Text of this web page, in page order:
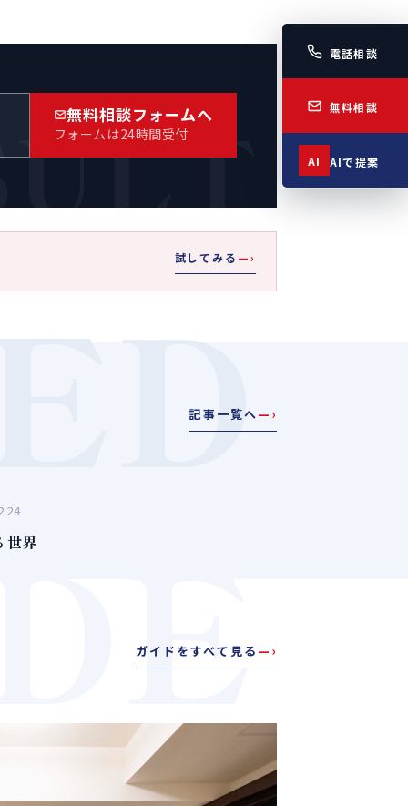
無料相談フォームへ
フォームは24時間受付
試してみる —›
記事一覧へ—›
世界
ガイドをすべて見る —›
電話相談
無料相談
AI AIで提案